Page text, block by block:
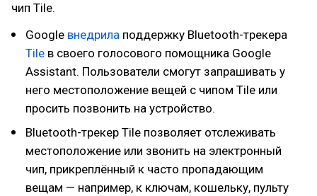
чип Tile.
Google внедрила поддержку Bluetooth-трекера
Tile в своего голосового помощника Google
Assistant. Пользователи смогут запрашивать у
него местоположение вещей с чипом Tile или
просить позвонить на устройство.
Bluetooth-трекер Tile позволяет отслеживать
местоположение или звонить на электронный
чип, прикреплённый к часто пропадающим
вещам — например, к ключам, кошельку, пульту